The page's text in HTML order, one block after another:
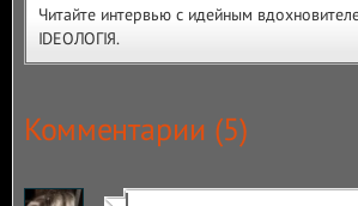
Читайте интервью с идейным
IDЕОЛОГIЯ.
Комментарии (5)